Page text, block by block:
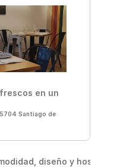
en un
Santiago de
diseño y